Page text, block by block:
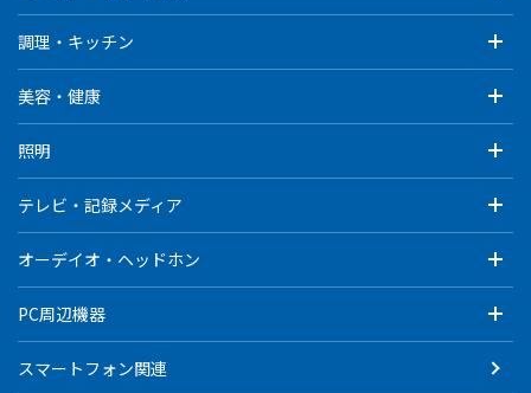
調理・キッチン
美容・健康
照明
テレビ・記録メディア
オーデイオ・ヘッドホン
PC周辺機器
スマートフォン関連